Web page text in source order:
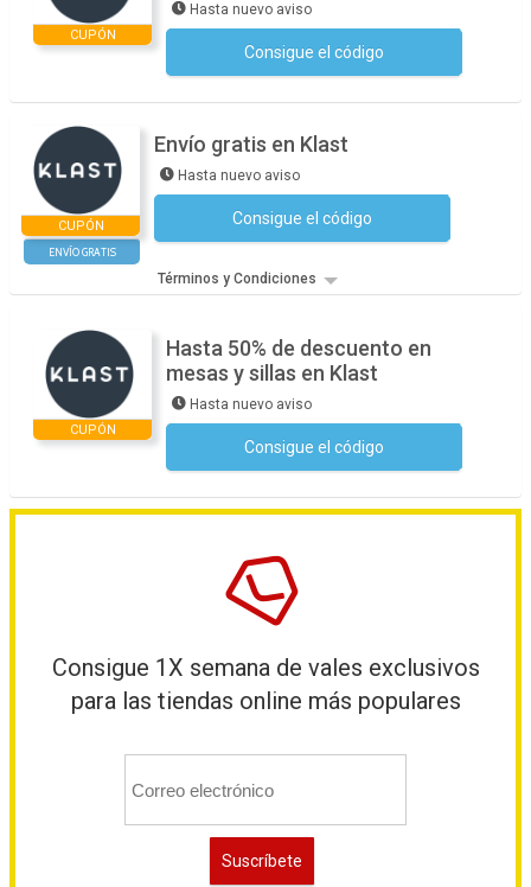
CUPÓN
Hasta nuevo aviso
Consigue el código
CUPÓN
ENVÍO GRATIS
Envío gratis en Klast
Hasta nuevo aviso
Consigue el código
Términos y Condiciones
CUPÓN
Hasta 50% de descuento en
mesas y sillas en Klast
Hasta nuevo aviso
Consigue el código
Consigue 1X semana de vales exclusivos
para las tiendas online más populares